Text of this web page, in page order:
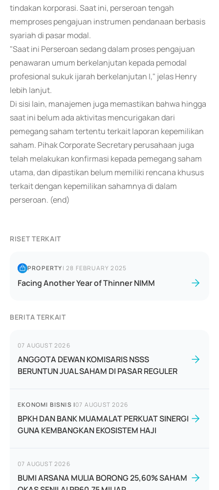
tindakan korporasi. Saat ini, perseroan tengah
memproses pengajuan instrumen pendanaan berbasis
syariah di pasar modal.
"Saat ini Perseroan sedang dalam proses pengajuan
penawaran umum berkelanjutan kepada pemodal
profesional sukuk ijarah berkelanjutan I," jelas Henry
lebih lanjut.
Di sisi lain, manajemen juga memastikan bahwa hingga
saat ini belum ada aktivitas mencurigakan dari
pemegang saham tertentu terkait laporan kepemilikan
saham. Pihak Corporate Secretary perusahaan juga
telah melakukan konfirmasi kepada pemegang saham
utama, dan dipastikan belum memiliki rencana khusus
terkait dengan kepemilikan sahamnya di dalam
perseroan. (end)
RISET TERKAIT
PROPERTY|28 FEBRUARY 2025
Facing Another Year of Thinner NIMM
BERITA TERKAIT
07 AUGUST 2026
ANGGOTA DEWAN KOMISARIS NSSS
BERUNTUN JUAL SAHAM DI PASAR REGULER
EKONOMI BISNIS |07 AUGUST 2026
BPKH DAN BANK MUAMALAT PERKUAT SINERGI
GUNA KEMBANGKAN EKOSISTEM HAJI
07 AUGUST 2026
BUMI ARSANA MULIA BORONG 25,60% SAHAM